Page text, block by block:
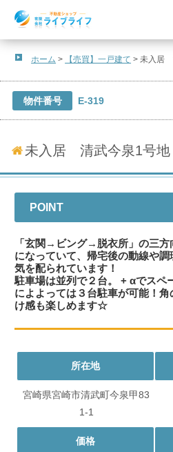
ホーム > 【売買】一戸建て >未入居
未入居 清武今泉1号地
物件番号 E-319
POINT
「玄関→ビング→脱衣所」の三方
になっていて、帰宅後の動線や
気を配られています！
駐車場は並列で２台。 + αでスペ
によよっては３台駐車が可能！
け感も楽しめます☆
所在地
宮崎県宮崎市清武町今泉甲83
1-1
価格